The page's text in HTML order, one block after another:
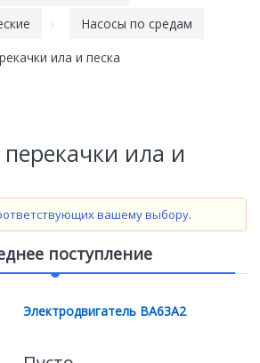
Насосы по средам
ила и песка
ила и
вашему выбору.
поступление
Электродвигатель ВА63А2